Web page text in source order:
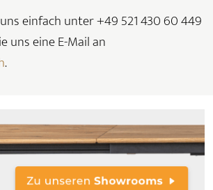
einfach unter +49 521 430 60 449
uns eine E-Mail an
.